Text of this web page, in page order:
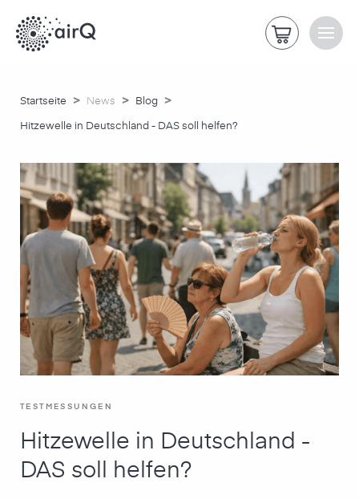
Startseite > News > Blog >
Hitzewelle in Deutschland - DAS soll helfen?
TESTMESSUNGEN
Hitzewelle in Deutschland -
DAS soll helfen?